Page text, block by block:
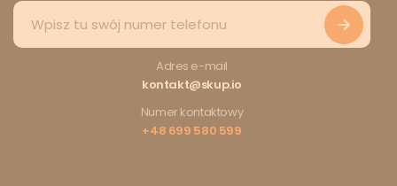
Adres e-mail
kontakt@skup.io
Numer kontaktowy
+48 699 580 599